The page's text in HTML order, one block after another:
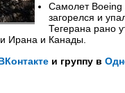
Самолет
загорелся и
Тегерана рано
Ирана и Канады.
и группу в